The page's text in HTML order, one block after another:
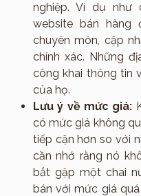
nghiệp. Ví dụ như
website bán
chuyên môn, cập
chính xác. Những
công khai thông tin
của họ.
Lưu ý về mức giá:
có mức giá không
tiếp cận hơn so với
cần nhớ rằng nó
bắt gặp một chai
bán với mức giá